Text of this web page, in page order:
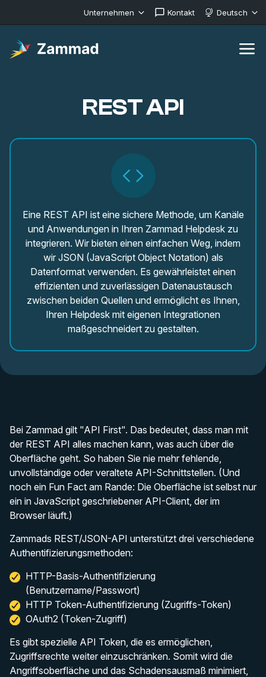
Unternehmen Kontakt Deutsch
REST API
Eine REST API ist eine sichere Methode, um Kanäle
und Anwendungen in Ihren Zammad Helpdesk zu
integrieren. Wir bieten einen einfachen Weg, indem
wir JSON (JavaScript Object Notation) als
Datenformat verwenden. Es gewährleistet einen
effizienten und zuverlässigen Datenaustausch
zwischen beiden Quellen und ermöglicht es Ihnen,
Ihren Helpdesk mit eigenen Integrationen
maßgeschneidert zu gestalten.
Bei Zammad gilt "API First". Das bedeutet, dass man mit
der REST API alles machen kann, was auch über die
Oberfläche geht. So haben Sie nie mehr fehlende,
unvollständige oder veraltete API-Schnittstellen. (Und
noch ein Fun Fact am Rande: Die Oberfläche ist selbst nur
ein in JavaScript geschriebener API-Client, der im
Browser läuft.)
Zammads REST/JSON-API unterstützt drei verschiedene
Authentifizierungsmethoden:
HTTP-Basis-Authentifizierung
(Benutzername/Passwort)
HTTP Token-Authentifizierung (Zugriffs-Token)
OAuth2 (Token-Zugriff)
Es gibt spezielle API Token, die es ermöglichen,
Zugriffsrechte weiter einzuschränken. Somit wird die
Angriffsoberfläche und das Schadensausmaß minimiert,